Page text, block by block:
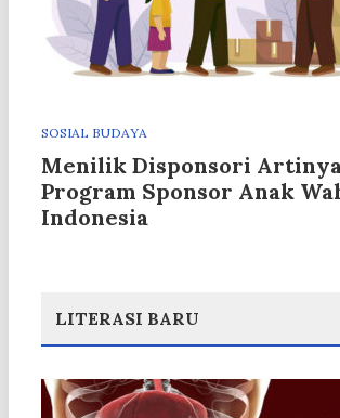
SOSIAL BUDAYA
Menilik Disponsori
Program Sponsor Anak
Indonesia
LITERASI BARU